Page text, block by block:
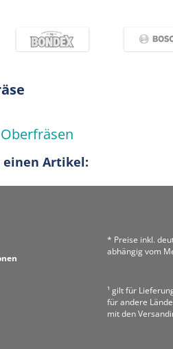
Oberfräsen
einen Artikel:
* Preise inkl.
abhängig vom
¹ gilt für
für andere
mit den